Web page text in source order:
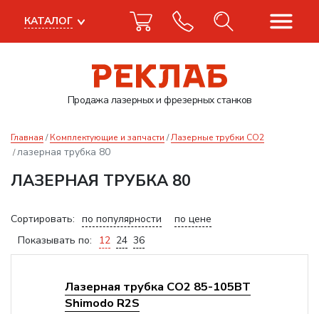
Продажа лазерныхи фрезерных станков
КАТАЛОГ
Главная Комплектующие и запчасти Лазерные трубки CO2
лазерная трубка 80
ЛАЗЕРНАЯ ТРУБКА 80
Сортировать: по популярности
по цене
Показывать по:
12 24 36
Лазерная трубка CO2 85-105ВТ
Shimodo R2S